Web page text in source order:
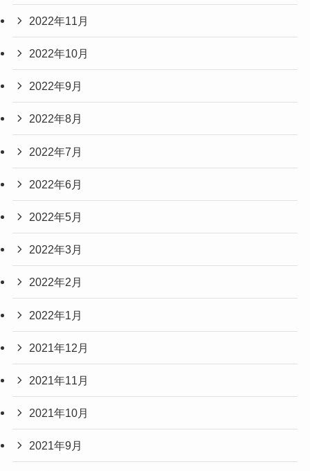
2022年11月
2022年10月
2022年9月
2022年8月
2022年7月
2022年6月
2022年5月
2022年3月
2022年2月
2022年1月
2021年12月
2021年11月
2021年10月
2021年9月